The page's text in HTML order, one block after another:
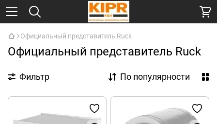
Официальный представитель Ruck
Официальный представитель Ruck
Фильтр По популярности